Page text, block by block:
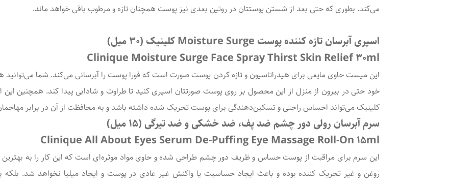
می‌کند. بطوری که حتی بعد از شستن پوستتان در روتین بعدی نیز پوست همچنان تازه و مرطوب باقی خواهد ماند.
اسپری آبرسان تازه کننده پوست Moisture Surge کلینیک (30 میل)
Clinique Moisture Surge Face Spray Thirst Skin Relief 30ml
این میست حاوی مایعی برای هیدراتاسیون و تازه کردن پوست صورت است که فورا پوست را آبرسانی می‌کند. شما می‌توانید
کلینیک می‌تواند احساس راحتی و تسکین‌دهندگی برای پوست تحریک شده داشته باشد و به محافظت از آن در برابر
سرم آبرسان رولی دور چشم ضد پف، ضد خشکی و ضد تیرگی (15 میل)
Clinique All About Eyes Serum De-Puffing Eye Massage Roll-On 15ml
این سرم برای مراقبت از پوست حساس و ظریف دور چشم طراحی شده و حاوی مواد موثره‌ای است که این کار را به
روغن و غیر تحریک کننده بوده و باعث ایجاد حساسیت یا واکنش غیر عادی در پوست و ایجاد میلیا نخواهد شد. بلکه